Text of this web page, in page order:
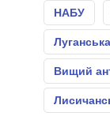
НАБУ
Вищий